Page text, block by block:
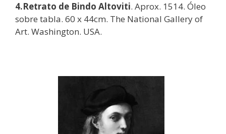
4.Retrato de Bindo Altoviti. Aprox. 1514. Óleo
sobre tabla. 60 x 44cm. The National Gallery of
Art. Washington. USA.